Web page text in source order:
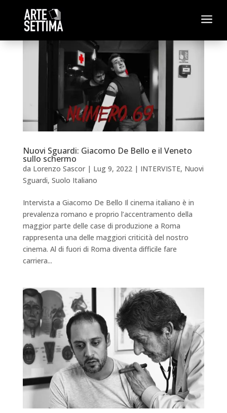
a
Nuovi Sguardi: Giacomo De Bello e il Veneto
sullo schermo
da Lorenzo Sascor| Lug 9, 2022| INTERVISTE, Nuovi
Sguardi, Suolo Italiano
Intervista a Giacomo De Bello Il cinema italiano è in
prevalenza romano e proprio l’accentramento della
maggior parte delle case di produzione a Roma
rappresenta una delle maggiori criticità del nostro
cinema. Al di fuori di Roma diventa difficile fare
carriera...